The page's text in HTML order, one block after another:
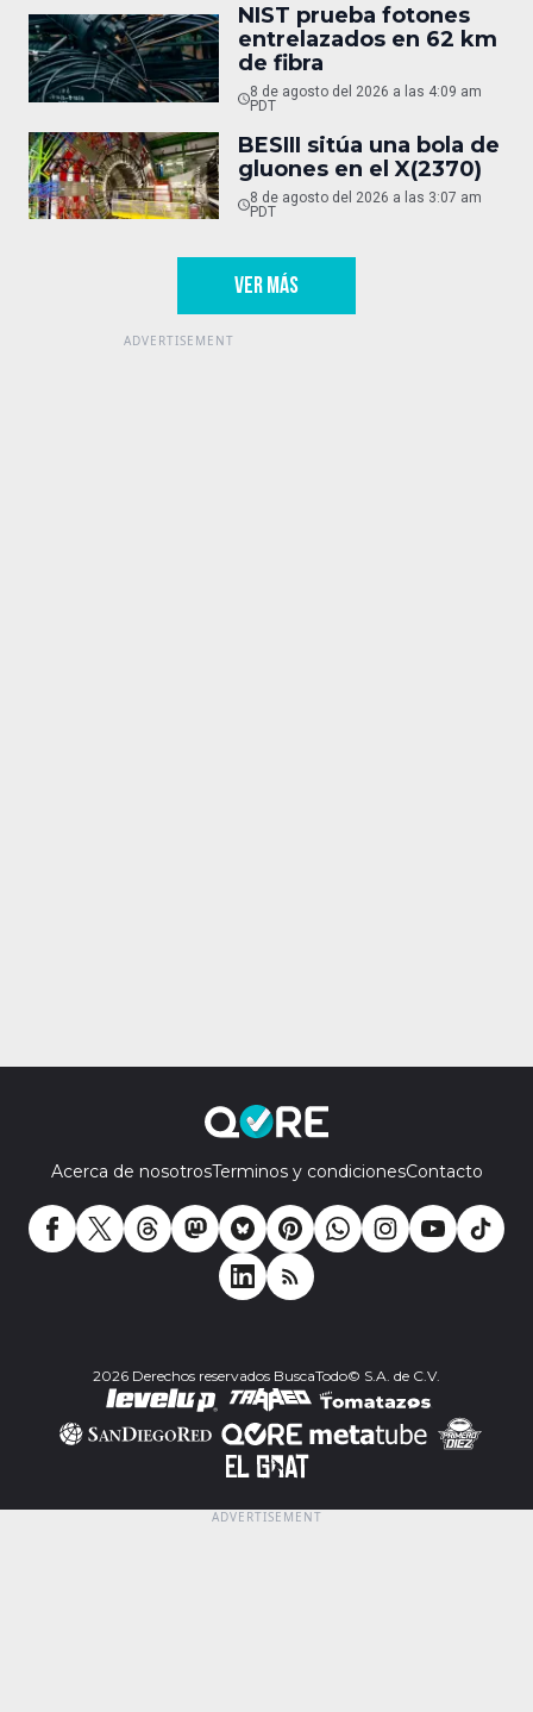
NIST prueba fotones
entrelazados en 62 km
de fibra
8 de agosto del 2026 a las 4:09 am
PDT
BESIII sitúa una bola de
gluones en el X(2370)
8 de agosto del 2026 a las 3:07 am
PDT
VER MÁS
Acerca de nosotrosTerminos y condicionesContacto
2026 Derechos reservados BuscaTodo© S.A. de C.V.